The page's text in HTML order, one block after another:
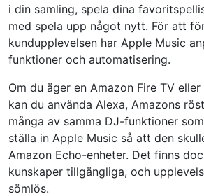
i din samling, spela dina
med spela upp något nytt. För att
kundupplevelsen har Apple Music
funktioner och automatisering.
Om du äger en Amazon Fire TV
kan du använda Alexa, Amazons
många av samma DJ-funktioner
ställa in Apple Music så att den
Amazon Echo-enheter. Det finns
kunskaper tillgängliga, och
sömlös.